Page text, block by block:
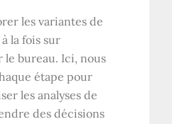
les variantes de
la fois sur
le bureau. Ici, nous
étape pour
les analyses de
des décisions